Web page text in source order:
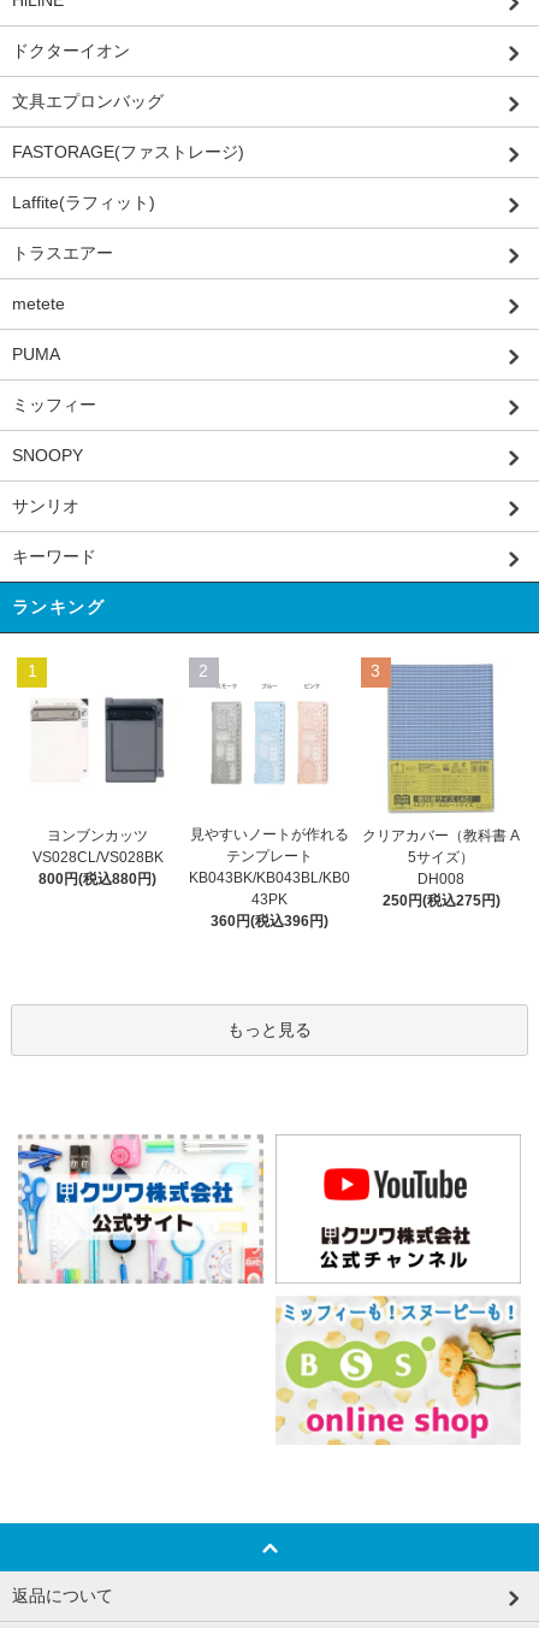
ドクターイオン
文具エプロンバッグ
FASTORAGE(ファストレージ)
Laffite(ラフィット)
トラスエアー
metete
PUMA
ミッフィー
SNOOPY
サンリオ
キーワード
ランキング
1
ヨンブンカッツ
VS028CL/VS028BK
800円(税込880円)
2
見やすいノートが作れる
テンプレート
KB043BK/KB043BL/KB0
43PK
360円(税込396円)
3
クリアカバー（教科書 A
5サイズ）
DH008
250円(税込275円)
もっと見る
返品について